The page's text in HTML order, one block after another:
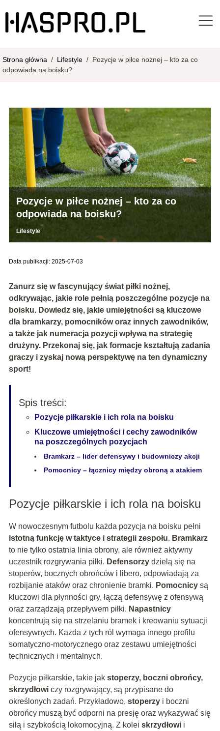
Strona główna / Lifestyle / Pozycje w piłce nożnej – kto za co
odpowiada na boisku?
Pozycje w piłce nożnej – kto za co
odpowiada na boisku?
Lifestyle
Data publikacji: 2025-07-03
Zanurz się w fascynujący świat piłki nożnej,
odkrywając, jakie role pełnią poszczególne pozycje na
boisku. Dowiedz się, jakie umiejętności są kluczowe
dla bramkarzy, pomocników oraz innych zawodników,
a także jak numeracja pozycji wpływa na strategię
drużyny. Przekonaj się, jak formacje kształtują zadania
graczy i zyskaj nową perspektywę na ten dynamiczny
sport!
Spis treści:
Pozycje piłkarskie i ich rola na boisku
Kluczowe umiejętności i cechy zawodników
na poszczególnych pozycjach
Bramkarz – lider defensywy i budowniczy akcji
Pomocnicy – łącznicy między obroną a atakiem
Pozycje piłkarskie i ich rola na boisku
W nowoczesnym futbolu każda pozycja na boisku pełni
istotną funkcję w taktyce i strategii zespołu. Bramkarz
to nie tylko ostatnia linia obrony, ale również aktywny
uczestnik rozgrywania piłki. Defensorzydzielą się na
stoperów, bocznych obrońców i libero, odpowiadają za
rozbijanie ataków oraz chronienie bramki. Pomocnicysą
kluczowi dla płynności gry, łączą defensywę z ofensywą
oraz zarządzają przepływem piłki. Napastnicy
koncentrują się na strzelaniu bramek i kreowaniu sytuacji
ofensywnych. Każda z tych ról wymaga innego profilu
somatyczno-motorycznego oraz zestawu umiejętności
technicznych i mentalnych.
Pozycje piłkarskie, takie jak stoperzy, boczni obrońcy,
skrzydłowiczy rozgrywający, są przypisane do
określonych zadań. Przykładowo, stoperzyi boczni
obrońcy muszą być odporni na presję oraz wykazywać się
siłą i szybkością lokomocyjną. Z kolei skrzydłowii